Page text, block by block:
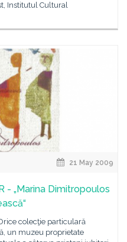
Institutul Cultural
21 May 2009
- „Marina Dimitropoulos
colecţie particulară
un muzeu proprietate